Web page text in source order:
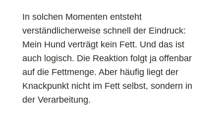
In solchen Momenten entsteht
verständlicherweise schnell der Eindruck:
Mein Hund verträgt kein Fett. Und das ist
auch logisch. Die Reaktion folgt ja offenbar
auf die Fettmenge. Aber häufig liegt der
Knackpunkt nicht im Fett selbst, sondern in
der Verarbeitung.